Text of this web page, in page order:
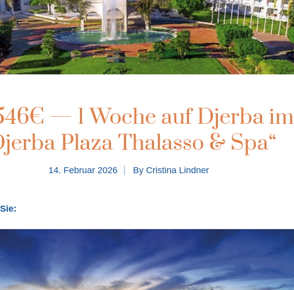
— 1 Woche auf Djerba im
Plaza Thalasso & Spa“
14. Februar 2026 By Cristina Lindner